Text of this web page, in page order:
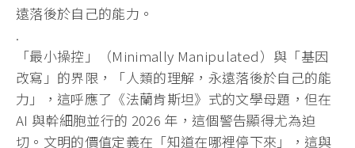
遠落後於自己的能力。
.
「最小操控」（Minimally Manipulated）與「基因
改寫」的界限，「人類的理解，永遠落後於自己的能
力」，這呼應了《法蘭肯斯坦》式的文學母題，但在
AI 與幹細胞並行的 2026 年，這個警告顯得尤為迫
切。文明的價值定義在「知道在哪裡停下來」，這與